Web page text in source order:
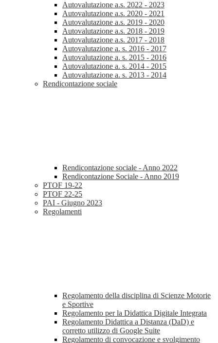
Autovalutazione a.s. 2022 - 2023
Autovalutazione a.s. 2020 - 2021
Autovalutazione a.s. 2019 - 2020
Autovalutazione a.s. 2018 - 2019
Autovalutazione a.s. 2017 - 2018
Autovalutazione a. s. 2016 - 2017
Autovalutazione a. s. 2015 - 2016
Autovalutazione a. s. 2014 - 2015
Autovalutazione a. s. 2013 - 2014
Rendicontazione sociale
Rendicontazione sociale - Anno 2022
Rendicontazione Sociale - Anno 2019
PTOF 19-22
PTOF 22-25
PAI - Giugno 2023
Regolamenti
Regolamento della disciplina di Scienze Motorie
e Sportive
Regolamento per la Didattica Digitale Integrata
Regolamento Didattica a Distanza (DaD) e
corretto utilizzo di Google Suite
Regolamento di convocazione e svolgimento